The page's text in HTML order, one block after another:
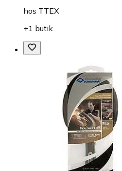
hos TTEX
+1 butik